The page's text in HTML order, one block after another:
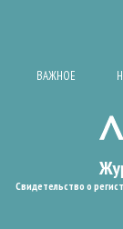
ВАЖНОЕ
Свидетельство о